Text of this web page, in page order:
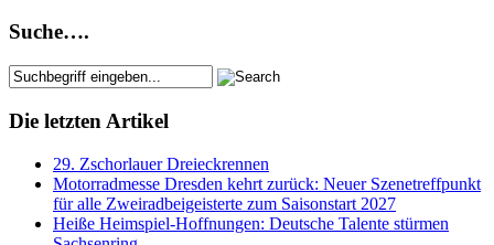
Suche….
Die letzten Artikel
29. Zschorlauer Dreieckrennen
Motorradmesse Dresden kehrt zurück: Neuer Szenetreffpunkt
für alle Zweiradbeigeisterte zum Saisonstart 2027
Heiße Heimspiel-Hoffnungen: Deutsche Talente stürmen